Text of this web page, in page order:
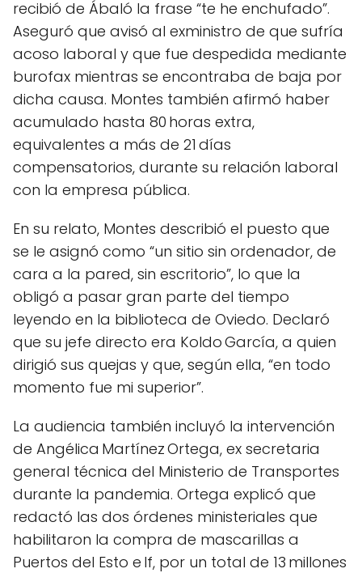
recibió de Ábaló la frase “te he enchufado”.
Aseguró que avisó al exministro de que sufría
acoso laboral y que fue despedida mediante
burofax mientras se encontraba de baja por
dicha causa. Montes también afirmó haber
acumulado hasta 80 horas extra,
equivalentes a más de 21 días
compensatorios, durante su relación laboral
con la empresa pública.
En su relato, Montes describió el puesto que
se le asignó como “un sitio sin ordenador, de
cara a la pared, sin escritorio”, lo que la
obligó a pasar gran parte del tiempo
leyendo en la biblioteca de Oviedo. Declaró
que su jefe directo era Koldo García, a quien
dirigió sus quejas y que, según ella, “en todo
momento fue mi superior”.
La audiencia también incluyó la intervención
de Angélica Martínez Ortega, ex secretaria
general técnica del Ministerio de Transportes
durante la pandemia. Ortega explicó que
redactó las dos órdenes ministeriales que
habilitaron la compra de mascarillas a
Puertos del Esto e If, por un total de 13 millones